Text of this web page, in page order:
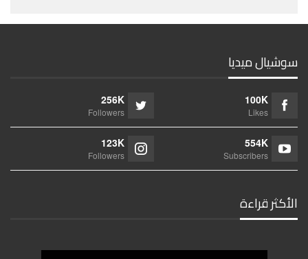
سوشيال ميديا
100K
Likes
256K
Followers
554K
Subscribers
123K
Followers
الأكثر قراءة